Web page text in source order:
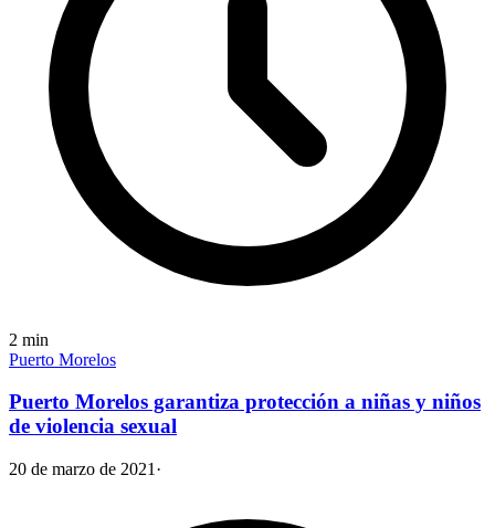
2 min
Puerto Morelos
Puerto Morelos garantiza protección a niñas y niños
de violencia sexual
20 de marzo de 2021 ·